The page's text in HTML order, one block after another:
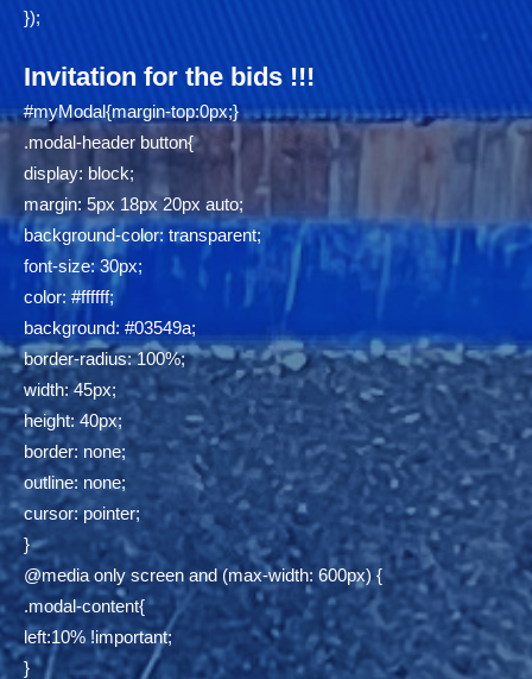
});
Invitation for the bids !!!
#myModal{margin-top:0px;}
.modal-header button{
display: block;
margin: 5px 18px 20px auto;
background-color: transparent;
font-size: 30px;
color: #ffffff;
background: #03549a;
border-radius: 100%;
width: 45px;
height: 40px;
border: none;
outline: none;
cursor: pointer;
}
@media only screen and (max-width: 600px) {
.modal-content{
left:10% !important;
}